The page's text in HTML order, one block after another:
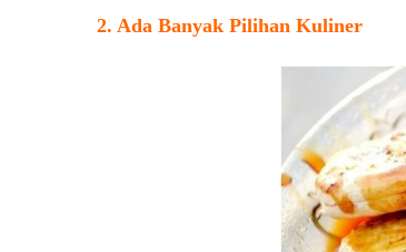
2. Ada Banyak Pilihan Kuliner